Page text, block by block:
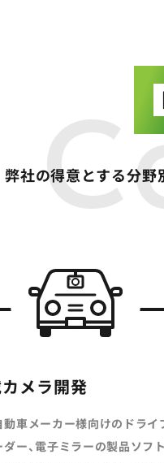
弊社の得意とする分野
メラ開発
動車メーカー様向けのドライ
ダー、電子ミラーの製品ソフ